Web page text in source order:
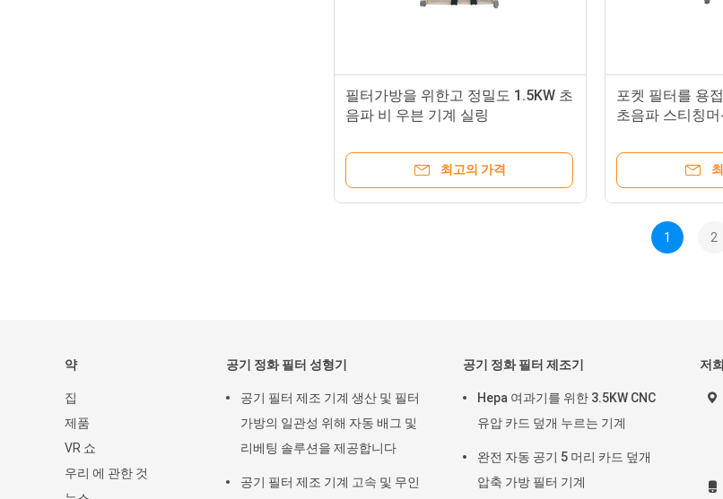
필터가방을 위한고 정밀도 1.5KW 초
음파 비 우븐 기계 실링
최고의 가격
포켓 필터를 용
초음파 스티칭
1 2
약
집
제품
VR 쇼
우리 에 관한 것
공기 정화 필터 성형기
공기 필터 제조 기계 생산 및 필터
가방의 일관성 위해 자동 배그 및
리베팅 솔루션을 제공합니다
공기 필터 제조 기계 고속 및 무인
공기 정화 필터 제조기
Hepa 여과기를 위한 3.5KW CNC
유압 카드 덮개 누르는 기계
완전 자동 공기 5 머리 카드 덮개
압축 가방 필터 기계
저